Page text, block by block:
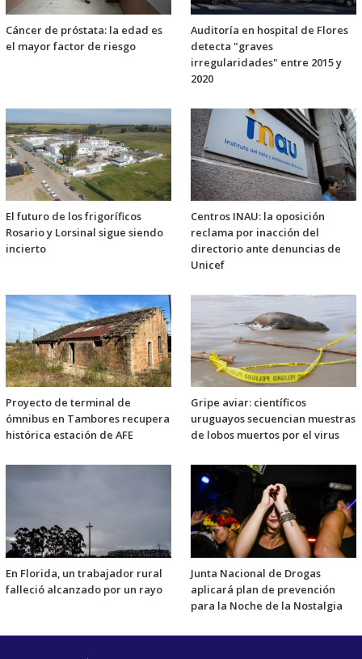
Cáncer de próstata: la edad es
el mayor factor de riesgo
Auditoría en hospital de Flores
detecta "graves
irregularidades" entre 2015 y
2020
El futuro de los frigoríficos
Rosario y Lorsinal sigue siendo
incierto
Centros INAU: la oposición
reclama por inacción del
directorio ante denuncias de
Unicef
Proyecto de terminal de
ómnibus en Tambores recupera
histórica estación de AFE
Gripe aviar: científicos
uruguayos secuencian muestras
de lobos muertos por el virus
En Florida, un trabajador rural
falleció alcanzado por un rayo
Junta Nacional de Drogas
aplicará plan de prevención
para la Noche de la Nostalgia